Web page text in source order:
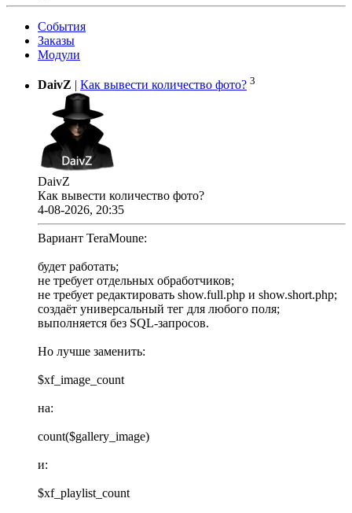
События
Заказы
Модули
DaivZ Как вывести количество фото? 3
DaivZ
Как вывести количество фото?
4-08-2026, 20:35
Вариант TeraMoune:
будет работать;
не требует отдельных обработчиков;
не требует редактировать show.full.php и show.short.php;
создаёт универсальный тег для любого поля;
выполняется без SQL-запросов.
Но лучше заменить:
$xf_image_count
на:
count($gallery_image)
и:
$xf_playlist_count